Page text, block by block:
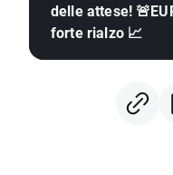
delle attese!
forte rialzo 📈